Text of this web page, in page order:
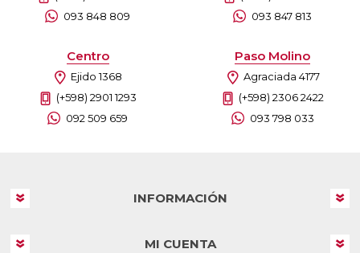
093 848 809
093 847 813
Centro
Ejido 1368
(+598) 2901 1293
092 509 659
Paso Molino
Agraciada 4177
(+598) 2306 2422
093 798 033
INFORMACIÓN
MI CUENTA